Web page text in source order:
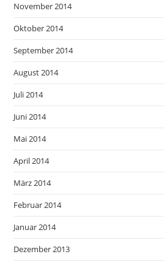
November 2014
Oktober 2014
September 2014
August 2014
Juli 2014
Juni 2014
Mai 2014
April 2014
März 2014
Februar 2014
Januar 2014
Dezember 2013